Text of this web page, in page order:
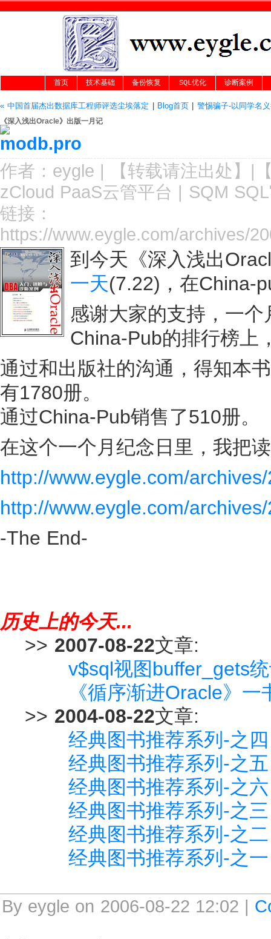
首页 技术基础 备份恢复 SQL优化 诊断案例
« 中国首届杰出数据库工程师评选尘埃落定 Blog首页| 警惕骗子-以同学名
《深入浅出Oracle》出版一月记
作者： eygle | 【转载请注出处 】|
zCloud PaaS云管平台 | SQM
链接：
https://www.eygle.com/archives/
到今天《深入浅出
一天(7.22)，在China-
感谢大家的支持，一
China-Pub的排行榜上
通过和出版社的沟通，得知本
有1780册。
通过China-Pub销售了510册。
在这个一个月纪念日里，我把
http://www.eygle.com/
http://www.eygle.com/
-The End-
历史上的今天...
>> 2007-08-22文章:
v$sql视图buffer_gets
《循序渐进Oracle》
>> 2004-08-22文章:
经典图书推荐系列-之四
经典图书推荐系列-之五
经典图书推荐系列-之六
经典图书推荐系列-之三
经典图书推荐系列-之二
经典图书推荐系列-之一
By eygle on 2006-08-22 12:02 |